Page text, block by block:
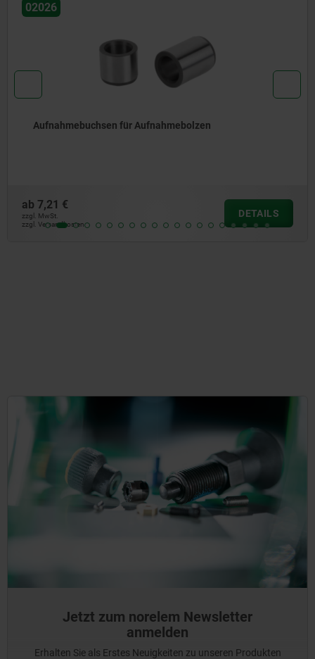
DETAILS
Verstellbare Auflagebolzen mit
zzgl. Versandkosten
Jetzt zum norelem Newsletter
anmelden
Erhalten Sie als Erstes Neuigkeiten zu unseren Produkten